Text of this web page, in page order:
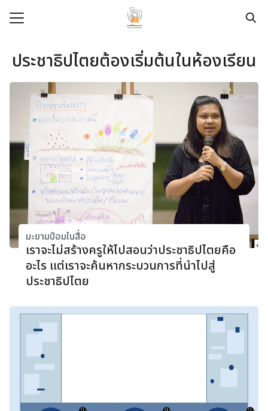
for:
ประชาธิปไตยต้องเริ่มต้นในห้องเรียน
มะขามป้อมในสื่อ
เราจะไม่สร้างครูให้ไปสอนว่าประชาธิปไตยคือ
อะไร แต่เราจะค้นหากระบวนการที่นำไปสู่
ประชาธิปไตย